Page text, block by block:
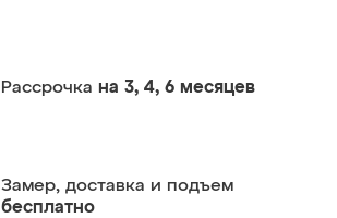
Рассрочка на 3, 4, 6 месяцев
Замер, доставка и подъем
бесплатно